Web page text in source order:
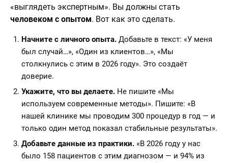
«выглядеть экспертным». Вы должны стать
человеком с опытом. Вот как это сделать.
Начните с личного опыта. Добавьте в текст: «У меня
был случай…», «Один из клиентов…», «Мы
столкнулись с этим в 2026 году». Это создаёт
доверие.
Укажите, что вы делаете. Не пишите «Мы
используем современные методы». Пишите: «В
нашей клинике мы проводим 300 процедур в год — и
только один метод показал стабильные результаты».
Добавьте данные из практики. «В 2026 году у нас
было 158 пациентов с этим диагнозом — и 94% из